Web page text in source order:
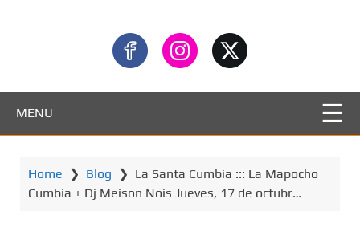
MENU
Home ❯ Blog ❯ La Santa Cumbia ::: La Mapocho
Cumbia + Dj Meison Nois Jueves, 17 de octubr…